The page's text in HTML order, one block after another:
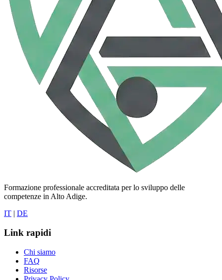
Formazione professionale accreditata per lo sviluppo delle
competenze in Alto Adige.
IT | DE
Link rapidi
Chi siamo
FAQ
Risorse